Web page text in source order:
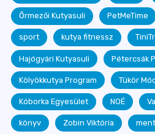
Őrmezői Kutyasuli PetMeTime
sport kutya fitnessz
Hajógyári Kutyasuli Pétercsák
Kölyökkutya Program Tükör
Kóborka Egyesület NOÉ
könyv Zobin Viktória